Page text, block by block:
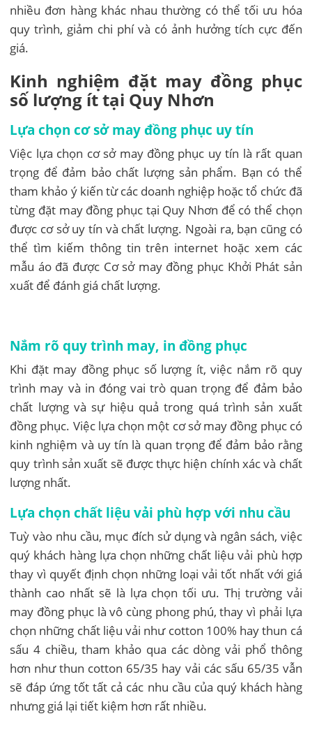
nhiều đơn hàng khác nhau thường có thể tối ưu hóa
quy trình, giảm chi phí và có ảnh hưởng tích cực đến
giá.
Kinh nghiệm đặt may đồng phục
số lượng ít tại Quy Nhơn
Lựa chọn cơ sở may đồng phục uy tín
Việc lựa chọn cơ sở may đồng phục uy tín là rất quan
trọng để đảm bảo chất lượng sản phẩm. Bạn có thể
tham khảo ý kiến từ các doanh nghiệp hoặc tổ chức đã
từng đặt may đồng phục tại Quy Nhơn để có thể chọn
được cơ sở uy tín và chất lượng. Ngoài ra, bạn cũng có
thể tìm kiếm thông tin trên internet hoặc xem các
mẫu áo đã được Cơ sở may đồng phục Khởi Phát sản
xuất để đánh giá chất lượng.
Nắm rõ quy trình may, in đồng phục
Khi đặt may đồng phục số lượng ít, việc nắm rõ quy
trình may và in đóng vai trò quan trọng để đảm bảo
chất lượng và sự hiệu quả trong quá trình sản xuất
đồng phục. Việc lựa chọn một cơ sở may đồng phục có
kinh nghiệm và uy tín là quan trọng để đảm bảo rằng
quy trình sản xuất sẽ được thực hiện chính xác và chất
lượng nhất.
Lựa chọn chất liệu vải phù hợp với nhu cầu
Tuỳ vào nhu cầu, mục đích sử dụng và ngân sách, việc
quý khách hàng lựa chọn những chất liệu vải phù hợp
thay vì quyết định chọn những loại vải tốt nhất với giá
thành cao nhất sẽ là lựa chọn tối ưu. Thị trường vải
may đồng phục là vô cùng phong phú, thay vì phải lựa
chọn những chất liệu vải như cotton 100% hay thun cá
sấu 4 chiều, tham khảo qua các dòng vải phổ thông
hơn như thun cotton 65/35 hay vải các sấu 65/35 vẫn
sẽ đáp ứng tốt tất cả các nhu cầu của quý khách hàng
nhưng giá lại tiết kiệm hơn rất nhiều.